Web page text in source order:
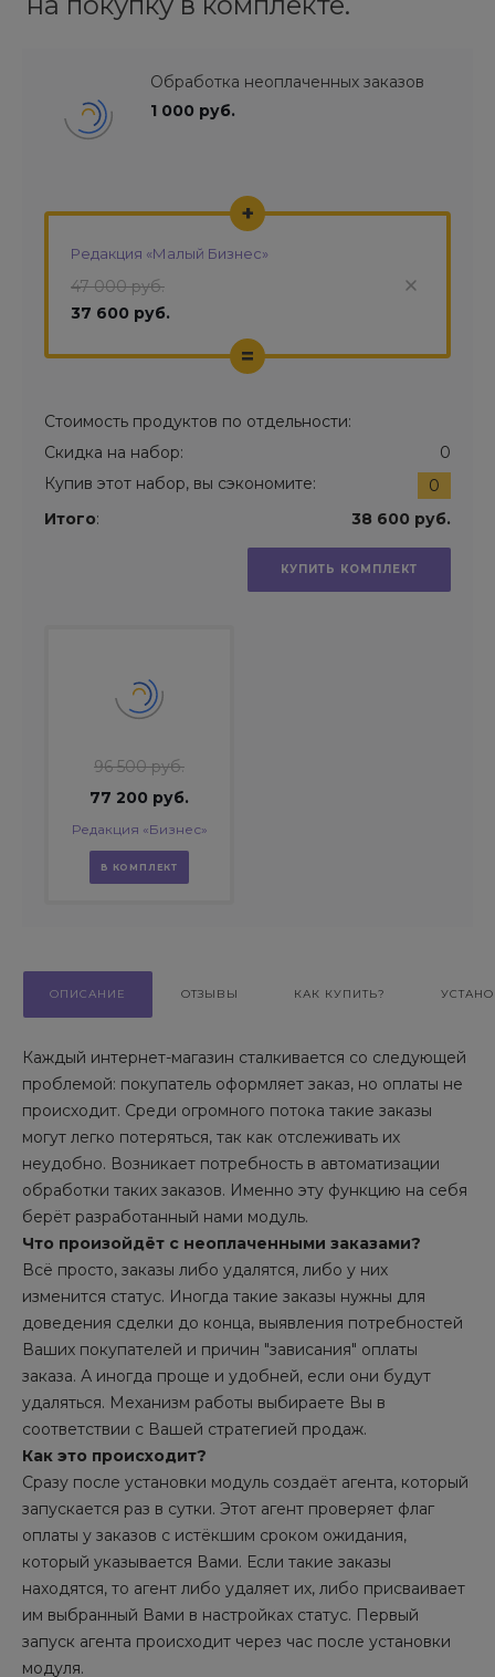
Обработка неоплаченных заказов
1 000 руб.
Редакция «Малый Бизнес»
47 000 руб.
37 600 руб.
+
=
Стоимость продуктов по отдельности:
Скидка на набор:
0
Купив этот набор, вы сэкономите:
0
Итого: 38 600 руб.
КУПИТЬ КОМПЛЕКТ
96 500 руб.
77 200 руб.
Редакция «Бизнес»
В КОМПЛЕКТ
ОПИСАНИЕ ОТЗЫВЫ КАК КУПИТЬ?
Каждый интернет-магазин сталкивается со следующей
проблемой: покупатель оформляет заказ, но оплаты не
происходит. Среди огромного потока такие заказы
могут легко потеряться, так как отслеживать их
неудобно. Возникает потребность в автоматизации
обработки таких заказов. Именно эту функцию на себя
берёт разработанный нами модуль.
Что произойдёт с неоплаченными заказами?
Всё просто, заказы либо удалятся, либо у них
изменится статус. Иногда такие заказы нужны для
доведения сделки до конца, выявления потребностей
Ваших покупателей и причин "зависания" оплаты
заказа. А иногда проще и удобней, если они будут
удаляться. Механизм работы выбираете Вы в
соответствии с Вашей стратегией продаж.
Как это происходит?
Сразу после установки модуль создаёт агента, который
запускается раз в сутки. Этот агент проверяет флаг
оплаты у заказов с истёкшим сроком ожидания,
который указывается Вами. Если такие заказы
находятся, то агент либо удаляет их, либо присваивает
им выбранный Вами в настройках статус. Первый
запуск агента происходит через час после установки
модуля.